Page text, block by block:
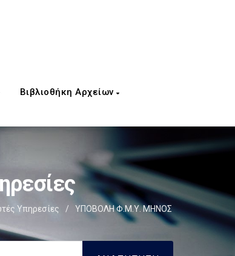
Βιβλιοθήκη Αρχείων
Υπηρεσίες /
ΥΠΟΒΟΛΗ Φ.Μ.Υ. ΜΗΝΟΣ